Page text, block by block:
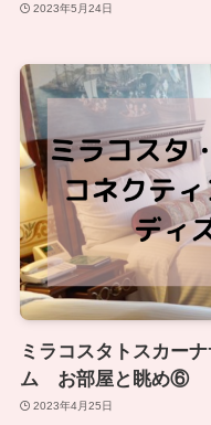
2023年5月24日
ミラコスタトスカー
ム お部屋と眺め⑥
2023年4月25日